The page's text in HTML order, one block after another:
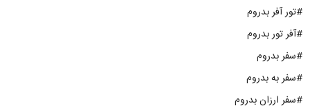
#تور آفر بدروم
#آفر تور بدروم
#سفر بدروم
#سفر به بدروم
#سفر ارزان بدروم